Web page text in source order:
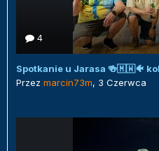
4
Spotkanie u Jarasa 🍻🇲🇼🐠
Przez marcin73m, 3 Czerwca